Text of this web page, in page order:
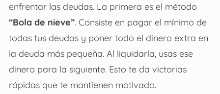
enfrentar las deudas. La primera es el método
“Bola de nieve”. Consiste en pagar el mínimo de
todas tus deudas y poner todo el dinero extra en
la deuda más pequeña. Al liquidarla, usas ese
dinero para la siguiente. Esto te da victorias
rápidas que te mantienen motivado.